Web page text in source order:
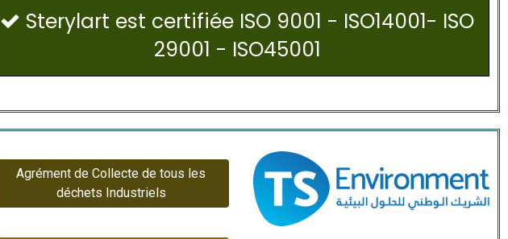
 Sterylart est certifiée ISO 9001 - ISO14001- ISO
29001 - ISO45001
Agrément de Collecte de tous les
déchets Industriels